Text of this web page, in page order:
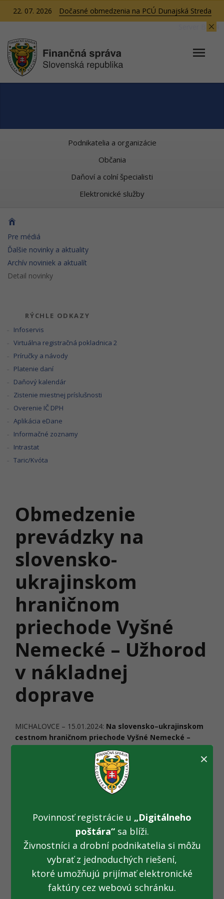
22. 07. 2026
Dočasné obmedzenia na PCÚ Dunajská Streda
Server BB04
Podnikatelia a organizácie
Občania
Daňoví a colní špecialisti
Elektronické služby
Pre médiá
Ďalšie novinky a aktuality
Archív noviniek a aktualít
Detail novinky
RÝCHLE ODKAZY
Infoservis
Virtuálna registračná pokladnica 2
Príručky a návody
Platenie daní
Daňový kalendár
Zistenie miestnej príslušnosti
Overenie IČ DPH
Aplikácia eDane
Informačné zoznamy
Intrastat
Taric/Kvóta
Obmedzenie
prevádzky na
slovensko-
ukrajinskom
hraničnom
priechode Vyšné
Nemecké – Užhorod
v nákladnej
doprave
MICHALOVCE – 15.01.2024: Na slovensko–ukrajinskom
cestnom hraničnom priechode Vyšné Nemecké –
Užhorod, pracovisko nákladná doprava, bude dňa
17.01.2024 čiastočne obmedzená prevádzka.
Dôvodom je metrologické overenie cestných
že dňa 17. januára 2024 bude na colnom hraničnom
priechode Vyšné Nemecké – Užhorod čiastočne
obmedzená prevádzka v nákladnej doprave z dôvodu
metrologického overenia úradných meradiel. Obmedzenie
je plánované nasledovne:
17.01.2024 v čase 08:00 - 18:00 hod.
×
Povinnosť registrácie u „Digitálneho
poštára“sa blíži.
Živnostníci a drobní podnikatelia si môžu
vybrať z jednoduchých riešení,
ktoré umožňujú prijímať elektronické
faktúry cez webovú schránku.